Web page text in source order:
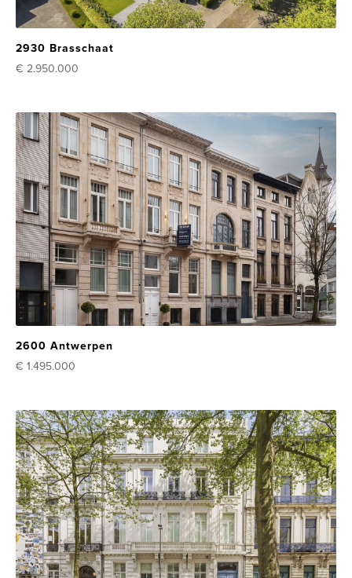
2930 Brasschaat
€ 2.950.000
2600 Antwerpen
€ 1.495.000